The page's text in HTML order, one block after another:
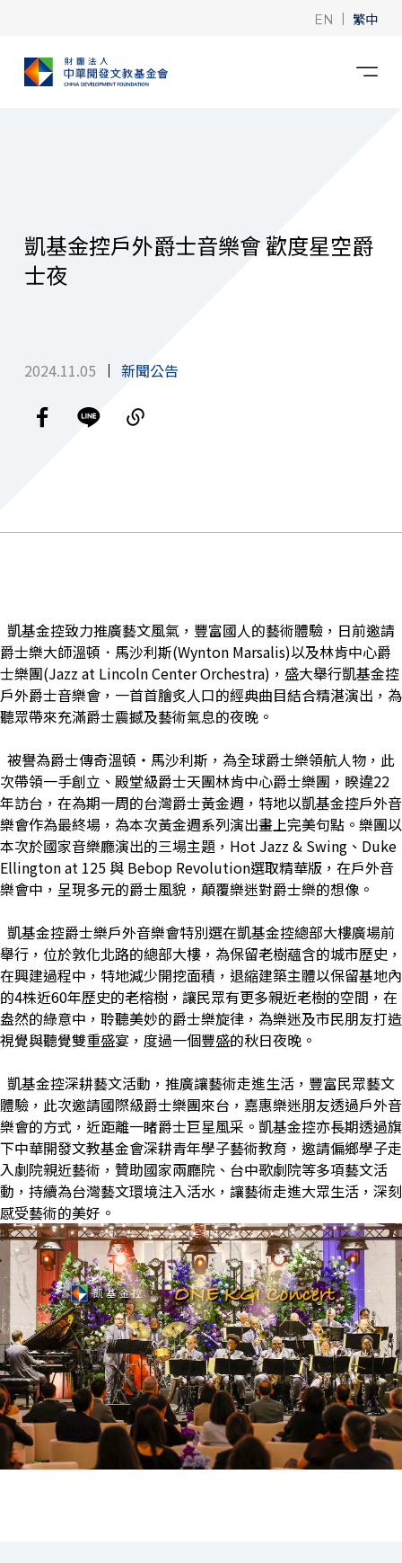
EN | 繁中
凱基金控戶外爵士音樂會 歡度星空爵
士夜
2024.11.05 新聞公告
凱基金控致力推廣藝文風氣，豐富國人的藝術體驗，日前邀請
爵士樂大師溫頓．馬沙利斯(Wynton Marsalis)以及林肯中心爵
士樂團(Jazz at Lincoln Center Orchestra)，盛大舉行凱基金控
戶外爵士音樂會，一首首膾炙人口的經典曲目結合精湛演出，為
聽眾帶來充滿爵士震撼及藝術氣息的夜晚。
被譽為爵士傳奇溫頓・馬沙利斯，為全球爵士樂領航人物，此
次帶領一手創立、殿堂級爵士天團林肯中心爵士樂團，睽違22
年訪台，在為期一周的台灣爵士黃金週，特地以凱基金控戶外音
樂會作為最終場，為本次黃金週系列演出畫上完美句點。樂團以
本次於國家音樂廳演出的三場主題，Hot Jazz & Swing、Duke
Ellington at 125 與 Bebop Revolution選取精華版，在戶外音
樂會中，呈現多元的爵士風貌，顛覆樂迷對爵士樂的想像。
凱基金控爵士樂戶外音樂會特別選在凱基金控總部大樓廣場前
舉行，位於敦化北路的總部大樓，為保留老樹蘊含的城市歷史，
在興建過程中，特地減少開挖面積，退縮建築主體以保留基地內
的4株近60年歷史的老榕樹，讓民眾有更多親近老樹的空間，在
盎然的綠意中，聆聽美妙的爵士樂旋律，為樂迷及市民朋友打造
視覺與聽覺雙重盛宴，度過一個豐盛的秋日夜晚。
凱基金控深耕藝文活動，推廣讓藝術走進生活，豐富民眾藝文
體驗，此次邀請國際級爵士樂團來台，嘉惠樂迷朋友透過戶外音
樂會的方式，近距離一睹爵士巨星風采。凱基金控亦長期透過旗
下中華開發文教基金會深耕青年學子藝術教育，邀請偏鄉學子走
入劇院親近藝術，贊助國家兩廳院、台中歌劇院等多項藝文活
動，持續為台灣藝文環境注入活水，讓藝術走進大眾生活，深刻
感受藝術的美好。